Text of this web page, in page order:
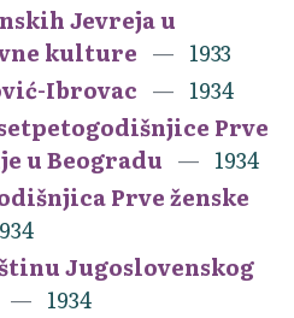
Jevreja u
kulture
1933
Ibrovac
1934
Prve
u Beogradu
1934
Prve ženske
Jugoslovenskog
1934